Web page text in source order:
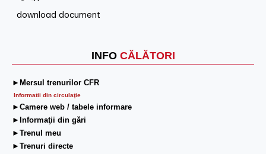
INFO CĂLĂTORI
►Mersul trenurilor CFR
Informatii din circulaţie
►Camere web / tabele informare
►Informaţii din gări
►Trenul meu
►Trenuri directe
download document